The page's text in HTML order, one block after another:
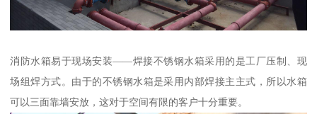
消防水箱易于现场安装——焊接不锈钢水箱采用的是工厂压制、现
场组焊方式。由于的不锈钢水箱是采用内部焊接主主式，所以水箱
可以三面靠墙安放，这对于空间有限的客户十分重要。